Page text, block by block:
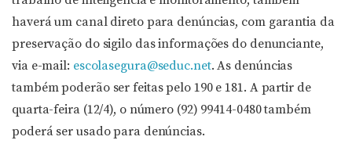
haverá um canal direto para denúncias, com garantia da
preservação do sigilo das informações do denunciante,
via e-mail: escolasegura@seduc.net. As denúncias
também poderão ser feitas pelo 190 e 181. A partir de
quarta-feira (12/4), o número (92) 99414-0480 também
poderá ser usado para denúncias.